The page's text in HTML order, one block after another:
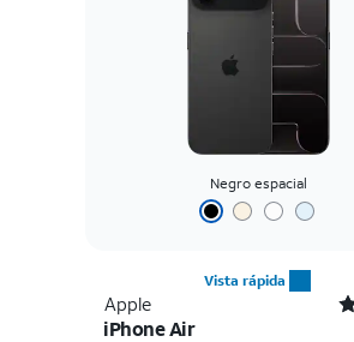
Negro espacial
Vista rápida
Apple
iPhone Air